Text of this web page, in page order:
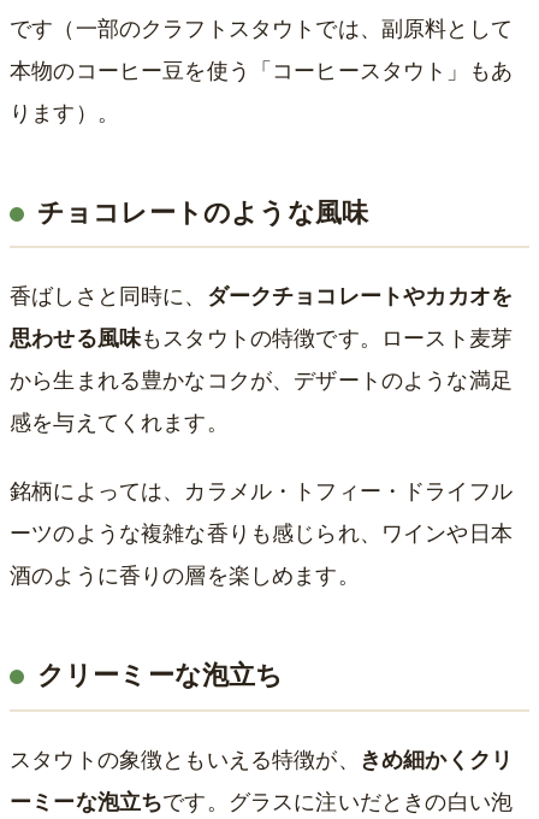
です（一部のクラフトスタウトでは、副原料として
本物のコーヒー豆を使う「コーヒースタウト」もあ
ります）。
チョコレートのような風味
香ばしさと同時に、 ダークチョコレートやカカオを
思わせる風味もスタウトの特徴です。ロースト麦芽
から生まれる豊かなコクが、デザートのような満足
感を与えてくれます。
銘柄によっては、カラメル・トフィー・ドライフル
ーツのような複雑な香りも感じられ、ワインや日本
酒のように香りの層を楽しめます。
クリーミーな泡立ち
スタウトの象徴ともいえる特徴が、
きめ細かくクリ
ーミーな泡立ちです。グラスに注いだときの白い泡